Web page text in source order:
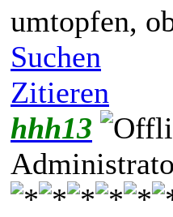
umtopfen,
Suchen
Zitieren
hhh13